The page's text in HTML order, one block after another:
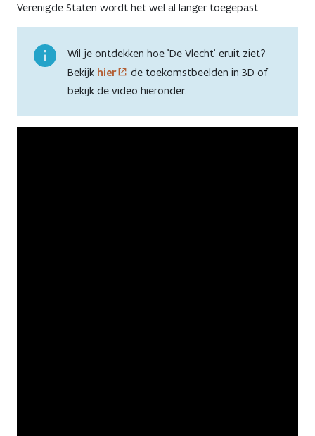
Verenigde Staten wordt het wel al langer toegepast.
Wil je ontdekken hoe 'De Vlecht' eruit ziet?
Bekijk hier
de toekomstbeelden in 3D of
bekijk de video hieronder.